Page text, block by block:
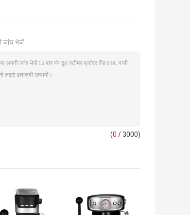
जांच भेजें
(0 / 3000)